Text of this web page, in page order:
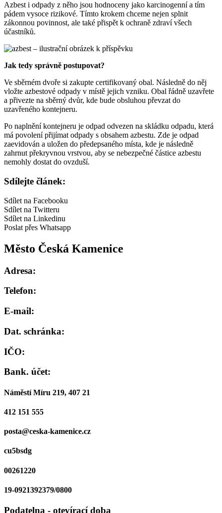
Azbest i odpady z něho jsou hodnoceny jako karcinogenní a tím
pádem vysoce rizikové. Tímto krokem chceme nejen splnit
zákonnou povinnost, ale také přispět k ochraně zdraví všech
účastníků.
Jak tedy správně postupovat?
Ve sběrném dvoře si zakupte certifikovaný obal. Následně do něj
vložte azbestové odpady v místě jejich vzniku. Obal řádně uzavřete
a přivezte na sběrný dvůr, kde bude obsluhou převzat do
uzavřeného kontejneru.
Po naplnění kontejneru je odpad odvezen na skládku odpadu, která
má povolení přijímat odpady s obsahem azbestu. Zde je odpad
zaevidován a uložen do předepsaného místa, kde je následně
zahrnut překryvnou vrstvou, aby se nebezpečné částice azbestu
nemohly dostat do ovzduší.
Sdílejte článek:
Sdílet na Facebooku
Sdílet na Twitteru
Sdílet na Linkedinu
Poslat přes Whatsapp
Město Česká Kamenice
Adresa:
Telefon:
E-mail:
Dat. schránka:
IČO:
Bank. účet:
Náměstí Míru 219, 407 21
412 151 555
posta@ceska-kamenice.cz
cu5bsdg
00261220
19-0921392379/0800
Podatelna - otevírací doba